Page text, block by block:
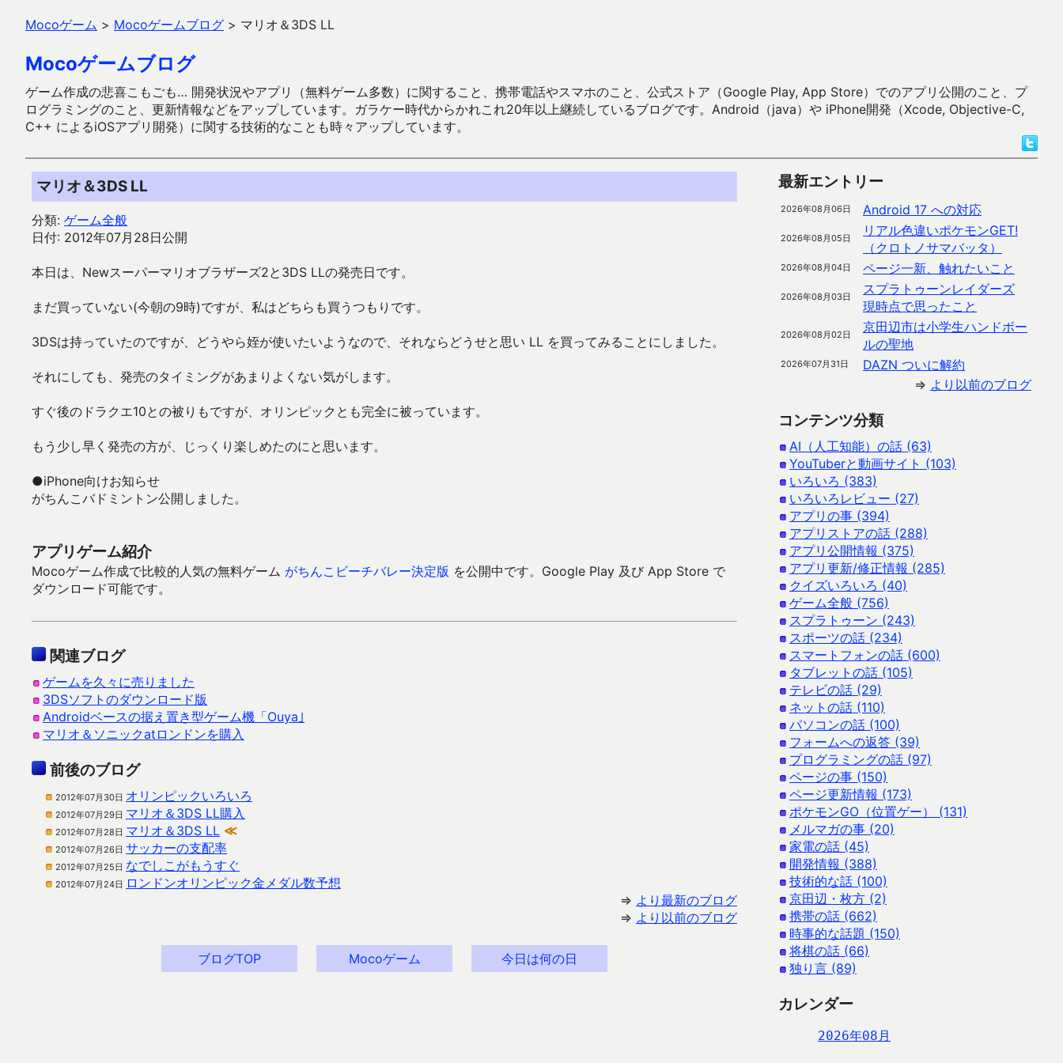
Mocoゲーム > Mocoゲームブログ > マリオ＆3DS LL
Mocoゲームブログ
ゲーム作成の悲喜こもごも… 開発状況やアプリ（無料ゲーム多数）に関すること、携帯電話やスマホのこと、公式ストア（Google Play, App Store）でのアプリ公開のこと、プ
ログラミングのこと、更新情報などをアップしています。ガラケー時代からかれこれ20年以上継続しているブログです。Android（java）や iPhone開発（Xcode, Objective-C,
C++ によるiOSアプリ開発）に関する技術的なことも時々アップしています。
マリオ＆3DS LL
分類: ゲーム全般
日付: 2012年07月28日公開
本日は、Newスーパーマリオブラザーズ2と3DS LLの発売日です。
まだ買っていない(今朝の9時)ですが、私はどちらも買うつもりです。
3DSは持っていたのですが、どうやら姪が使いたいようなので、それならどうせと思い LL を買ってみることにしました。
それにしても、発売のタイミングがあまりよくない気がします。
すぐ後のドラクエ10との被りもですが、オリンピックとも完全に被っています。
もう少し早く発売の方が、じっくり楽しめたのにと思います。
●iPhone向けお知らせ
がちんこバドミントン公開しました。
アプリゲーム紹介
Mocoゲーム作成で比較的人気の無料ゲーム がちんこビーチバレー決定版 を公開中です。Google Play 及び App Store で
ダウンロード可能です。
関連ブログ
ゲームを久々に売りました
3DSソフトのダウンロード版
Androidベースの据え置き型ゲーム機「Ouya｣
マリオ＆ソニックatロンドンを購入
前後のブログ
2012年07月30日 オリンピックいろいろ
2012年07月29日 マリオ＆3DS LL購入
2012年07月28日 マリオ＆3DS LL ≪
2012年07月26日 サッカーの支配率
2012年07月25日 なでしこがもうすぐ
2012年07月24日 ロンドンオリンピック金メダル数予想
⇒ より最新のブログ
⇒ より以前のブログ
ブログTOP Mocoゲーム 今日は何の日
最新エントリー
2026年08月06日 Android 17 への対応
2026年08月05日
リアル色違いポケモンGET!
（クロトノサマバッタ）
2026年08月04日 ページ一新、触れたいこと
2026年08月03日
スプラトゥーンレイダーズ
現時点で思ったこと
2026年08月02日
京田辺市は小学生ハンドボー
ルの聖地
2026年07月31日
DAZN ついに解約
⇒ より以前のブログ
コンテンツ分類
AI（人工知能）の話 (63)
YouTuberと動画サイト (103)
いろいろ (383)
いろいろレビュー (27)
アプリの事 (394)
アプリストアの話 (288)
アプリ公開情報 (375)
アプリ更新/修正情報 (285)
クイズいろいろ (40)
ゲーム全般 (756)
スプラトゥーン (243)
スポーツの話 (234)
スマートフォンの話 (600)
タブレットの話 (105)
テレビの話 (29)
ネットの話 (110)
パソコンの話 (100)
フォームへの返答 (39)
プログラミングの話 (97)
ページの事 (150)
ページ更新情報 (173)
ポケモンGO（位置ゲー） (131)
メルマガの事 (20)
家電の話 (45)
開発情報 (388)
技術的な話 (100)
京田辺・枚方 (2)
携帯の話 (662)
時事的な話題 (150)
将棋の話 (66)
独り言 (89)
カレンダー
2026年08月